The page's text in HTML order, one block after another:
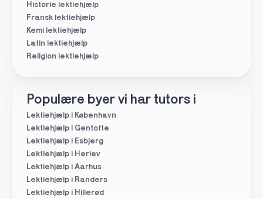
Historie lektiehjælp
Fransk lektiehjælp
Kemi lektiehjælp
Latin lektiehjælp
Religion lektiehjælp
Populære byer vi har tutors i
Lektiehjælp i København
Lektiehjælp i Gentofte
Lektiehjælp i Esbjerg
Lektiehjælp i Herlev
Lektiehjælp i Aarhus
Lektiehjælp i Randers
Lektiehjælp i Hillerød